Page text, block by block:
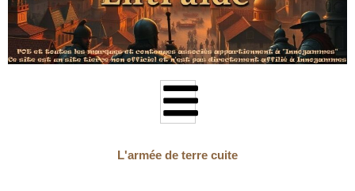
L'armée de terre cuite